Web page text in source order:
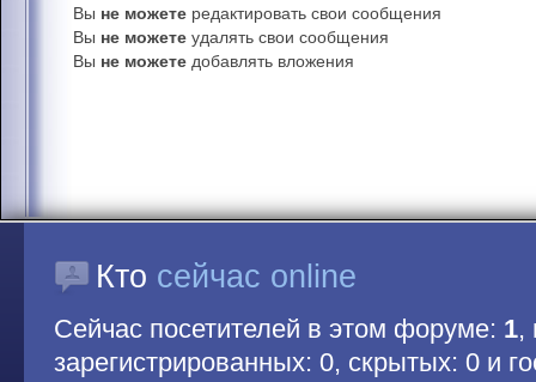
Вы не можете редактировать свои сообщения
Вы не можете удалять свои сообщения
Вы не можете добавлять вложения
Кто сейчас online
Сейчас посетителей в этом форуме: 1,
зарегистрированных: 0, скрытых: 0 и